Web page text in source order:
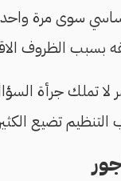
سوى مرة
بسبب الظروف
لا تملك جرأة
تضيع